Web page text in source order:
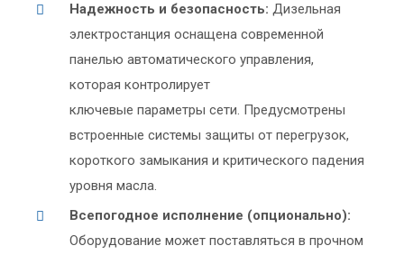
Надежность и безопасность: Дизельная
электростанция оснащена современной
панелью автоматического управления,
которая контролирует
ключевые параметры сети. Предусмотрены
встроенные системы защиты от перегрузок,
короткого замыкания и критического падения
уровня масла.
Всепогодное исполнение (опционально):
Оборудование может поставляться в прочном